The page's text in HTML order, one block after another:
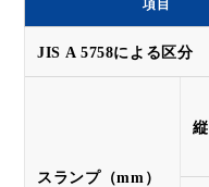
項目
JIS A 5758による区分
スランプ（mm）
縦